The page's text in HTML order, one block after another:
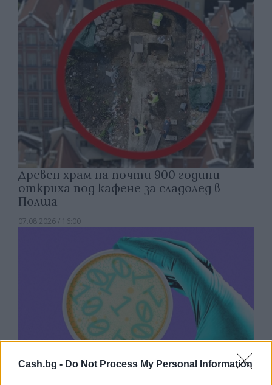
Cash.bg - Do Not Process My Personal Information
Древен храм на почти 900 години
откриха под кафене за сладолед в
Полша
07.08.2026 / 16:00